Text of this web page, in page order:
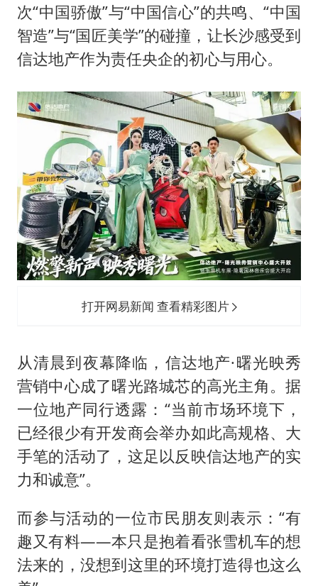
次“中国骄傲”与“中国信心”的共鸣、“中国
智造”与“国匠美学”的碰撞，让长沙感受到
信达地产作为责任央企的初心与用心。
打开网易新闻 查看精彩图片
从清晨到夜幕降临，信达地产·曙光映秀
营销中心成了曙光路城芯的高光主角。据
一位地产同行透露：“当前市场环境下，
已经很少有开发商会举办如此高规格、大
手笔的活动了，这足以反映信达地产的实
力和诚意”。
而参与活动的一位市民朋友则表示：“有
趣又有料——本只是抱着看张雪机车的想
法来的，没想到这里的环境打造得也这么